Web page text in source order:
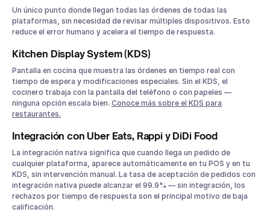
Un único punto donde llegan todas las órdenes de todas las
plataformas, sin necesidad de revisar múltiples dispositivos. Esto
reduce el error humano y acelera el tiempo de respuesta.
Kitchen Display System (KDS)
Pantalla en cocina que muestra las órdenes en tiempo real con
tiempo de espera y modificaciones especiales. Sin el KDS, el
cocinero trabaja con la pantalla del teléfono o con papeles —
ninguna opción escala bien. Conoce más sobre el KDS para
restaurantes.
Integración con Uber Eats, Rappi y DiDi Food
La integración nativa significa que cuando llega un pedido de
cualquier plataforma, aparece automáticamente en tu POS y en tu
KDS, sin intervención manual. La tasa de aceptación de pedidos con
integración nativa puede alcanzar el 99.9% — sin integración, los
rechazos por tiempo de respuesta son el principal motivo de baja
calificación.